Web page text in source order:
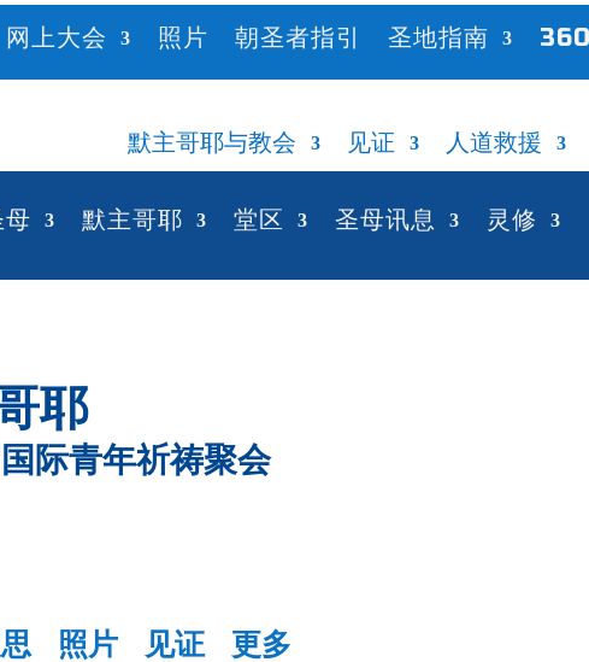
网上大会 照片 朝圣者指引 圣地指南
默主哥耶与教会 见证 人道救援
默主哥耶 堂区 圣母讯息 灵修
耶
际青年祈祷聚会
照片 见证 更多